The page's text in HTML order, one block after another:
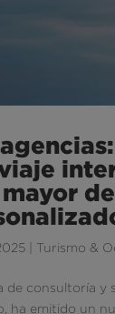
Turismo &
de consultoría y
ha emitido un